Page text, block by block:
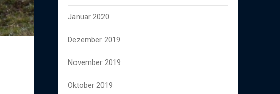
Januar 2020
Dezember 2019
November 2019
Oktober 2019